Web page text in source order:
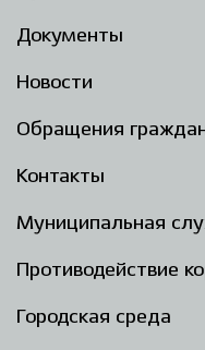
Документы
Новости
Обращения
Контакты
Муниципальная
Противодействие
Городская среда